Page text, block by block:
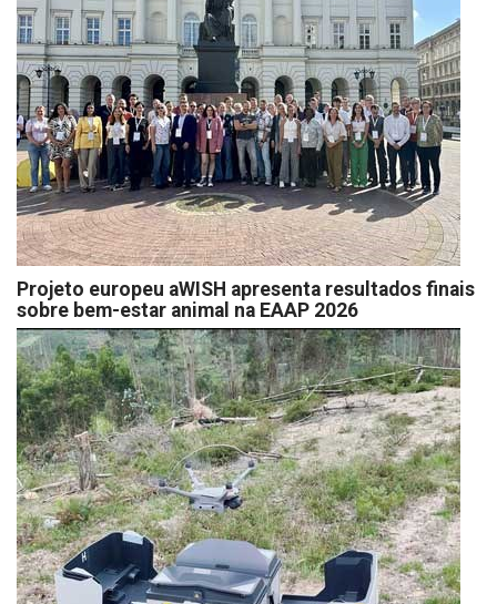
Projeto europeu aWISH apresenta resultados finais
sobre bem-estar animal na EAAP 2026